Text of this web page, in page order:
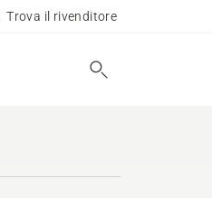
Trova il rivenditore